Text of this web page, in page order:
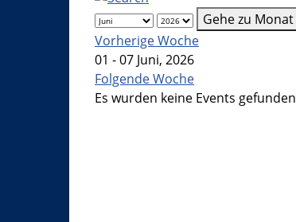
Gehe zu Monat
Vorherige Woche
01 - 07 Juni, 2026
Folgende Woche
Es wurden keine Events gefunden